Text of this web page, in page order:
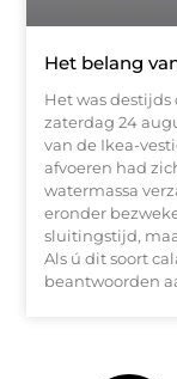
Het belang
Het was
zaterdag 24
van de Ikea-
afvoeren had
watermassa
eronder
sluitingstijd,
Als ú dit soort
beantwoorden